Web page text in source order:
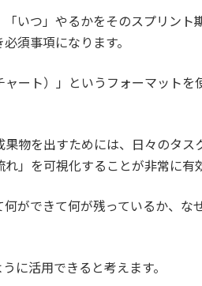
いつ」やるかをそのスプリント
須事項になります。
ート）」というフォーマットを
物を出すためには、日々のタス
」を可視化することが非常に有
ができて何が残っているか、な
に活用できると考えます。